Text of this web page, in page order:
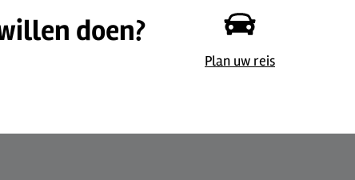
©| Holger Hage für "Das Bergische"
doen?
Plan uw reis